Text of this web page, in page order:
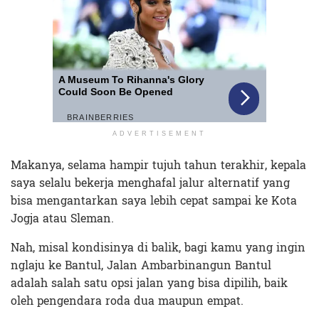
ADVERTISEMENT
Makanya, selama hampir tujuh tahun terakhir, kepala
saya selalu bekerja menghafal jalur alternatif yang
bisa mengantarkan saya lebih cepat sampai ke Kota
Jogja atau Sleman.
Nah, misal kondisinya di balik, bagi kamu yang ingin
nglaju ke Bantul, Jalan Ambarbinangun Bantul
adalah salah satu opsi jalan yang bisa dipilih, baik
oleh pengendara roda dua maupun empat.